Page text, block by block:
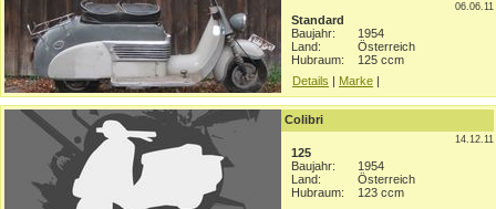
06.06.11
Standard
Baujahr:
1954
Land:
Österreich
Hubraum:
125 ccm
Details | Marke |
Colibri
14.12.11
125
Baujahr:
1954
Land:
Österreich
Hubraum:
123 ccm